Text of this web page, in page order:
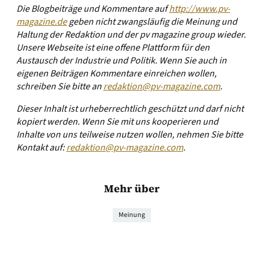
Die Blogbeiträge und Kommentare aufhttp://www.pv-
magazine.degeben nicht zwangsläufig die Meinung und
Haltung der Redaktion und der pv magazine group wieder.
Unsere Webseite ist eine offene Plattform für den
Austausch der Industrie und Politik. Wenn Sie auch in
eigenen Beiträgen Kommentare einreichen wollen,
schreiben Sie bitte anredaktion@pv-magazine.com.
Dieser Inhalt ist urheberrechtlich geschützt und darf nicht
kopiert werden. Wenn Sie mit uns kooperieren und
Inhalte von uns teilweise nutzen wollen, nehmen Sie bitte
Kontakt auf:redaktion@pv-magazine.com.
Mehr über
Meinung